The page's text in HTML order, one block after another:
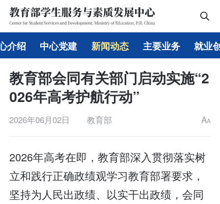
介绍 中心党建 新闻动态 主要业务 就业
教育部会同有关部门启动实施“2
026年高考护航行动”
2026年06月02日 教育部 AA
2026年高考在即，教育部深入贯彻落实树
立和践行正确政绩观学习教育部署要求，
坚持为人民出政绩、以实干出政绩，会同